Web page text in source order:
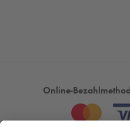
Online-